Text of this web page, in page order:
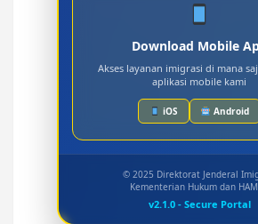
Download Mobile
Akses layanan imigrasi di mana
aplikasi mobile kami
iOS Android
© 2025 Direktorat Jenderal
Kementerian Hukum dan
v2.1.0 - Secure Portal